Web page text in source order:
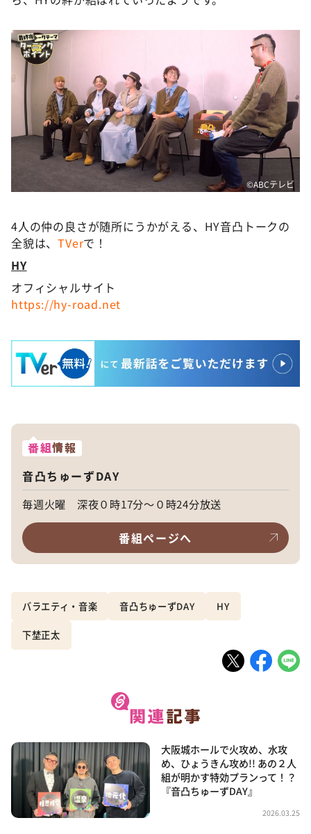
©ABCテレビ
4人の仲の良さが随所にうかがえる、HY音凸トークの
全貌は、TVerで！
HY
オフィシャルサイト
https://hy-road.net
番組情報
音凸ちゅーずDAY
毎週火曜 深夜０時17分～０時24分放送
番組ページへ
バラエティ・音楽 音凸ちゅーずDAY HY
下埜正太
大阪城ホールで火攻め、水攻
め、ひょうきん攻め!! あの２人
組が明かす特効プランって！？
『音凸ちゅーずDAY』
2026.03.25